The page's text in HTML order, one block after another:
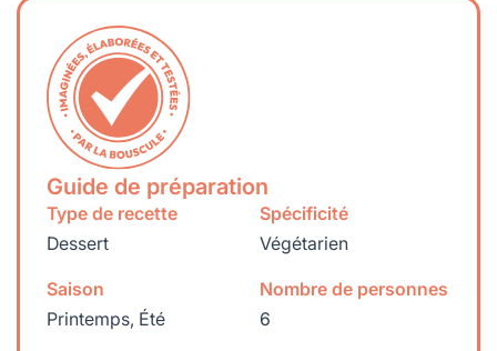
Guide de préparation
Type de recette
Dessert
Spécificité
Végétarien
Saison
Printemps, Été
Nombre de personnes
6